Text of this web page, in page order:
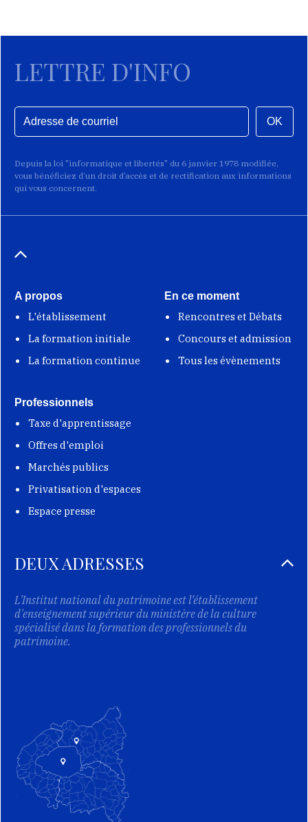
LETTRE D'INFO
OK
Depuis la loi "informatique et libertés" du 6 janvier 1978 modifiée,
vous bénéficiez d’un droit d’accès et de rectification aux informations
qui vous concernent.
A propos
L'établissement
La formation initiale
La formation continue
En ce moment
Rencontres et Débats
Concours et admission
Tous les évènements
Professionnels
Taxe d'apprentissage
Offres d'emploi
Marchés publics
Privatisation d'espaces
Espace presse
DEUX ADRESSES
L'Institut national du patrimoine est l’établissement
d'enseignement supérieur du ministère de la culture
spécialisé dans la formation des professionnels du
patrimoine.